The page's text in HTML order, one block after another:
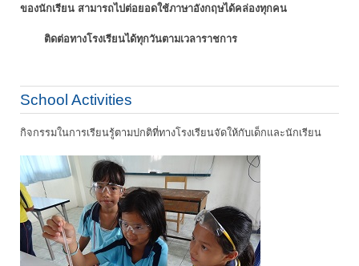
ของนักเรียน สามารถไปต่อยอดใช้ภาษาอังกฤษได้คล่องทุกคน
ติดต่อทางโรงเรียนได้ทุกวันตามเวลาราชการ
School Activities
กิจกรรมในการเรียนรู้ตามปกติที่ทางโรงเรียนจัดให้กับเด็กและนักเรียน